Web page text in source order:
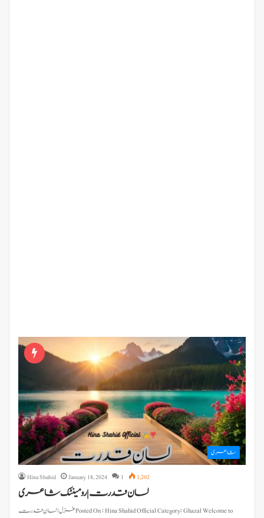
شاعری
Hina Shahid January 18, 2024 1 1,202
لسان قدرت | رومینٹک شاعری
غزل : لسان قدرت Posted On : Hina Shahid Official Category: Ghazal Welcome to